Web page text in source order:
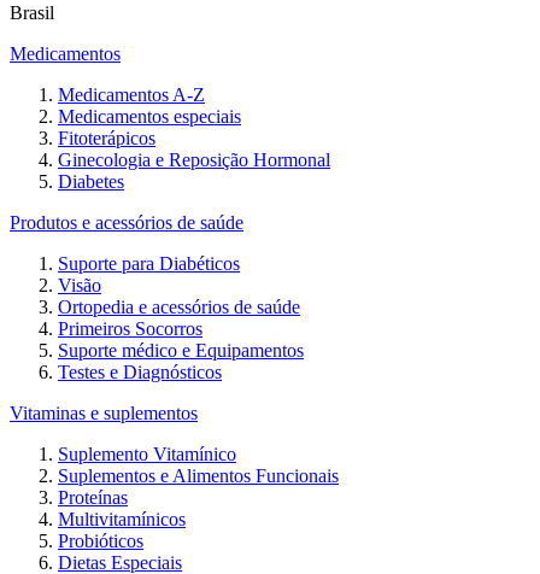
Brasil
Medicamentos
Medicamentos A-Z
Medicamentos especiais
Fitoterápicos
Ginecologia e Reposição Hormonal
Diabetes
Produtos e acessórios de saúde
Suporte para Diabéticos
Visão
Ortopedia e acessórios de saúde
Primeiros Socorros
Suporte médico e Equipamentos
Testes e Diagnósticos
Vitaminas e suplementos
Suplemento Vitamínico
Suplementos e Alimentos Funcionais
Proteínas
Multivitamínicos
Probióticos
Dietas Especiais